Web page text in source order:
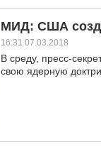
МИД: США
16:31 07.03.2018
В среду, пресс-
свою ядерную